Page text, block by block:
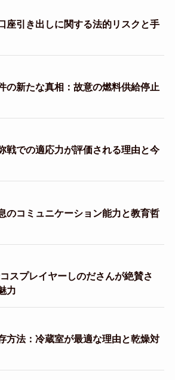
座引き出しに関する法的リスクと手
の新たな真相：故意の燃料供給停止
戦での適応力が評価される理由と今
のコミュニケーション能力と教育哲
スプレイヤーしのださんが絶賛さ
力
方法：冷蔵室が最適な理由と乾燥対